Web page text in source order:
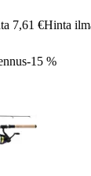
7,61 €Hinta
-15 %